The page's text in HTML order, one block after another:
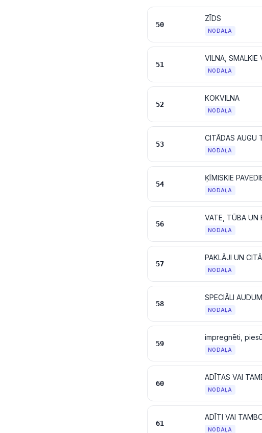
50
ZĪDS
NODAĻA
51
VILNA, SMALKIE
NODAĻA
52
KOKVILNA
NODAĻA
53
CITĀDAS AUGU
NODAĻA
54
ĶĪMISKIE
NODAĻA
56
NODAĻA
57
PAKLĀJI UN
NODAĻA
58
NODAĻA
59
NODAĻA
60
ADĪTAS VAI
NODAĻA
61
ADĪTI VAI
NODAĻA